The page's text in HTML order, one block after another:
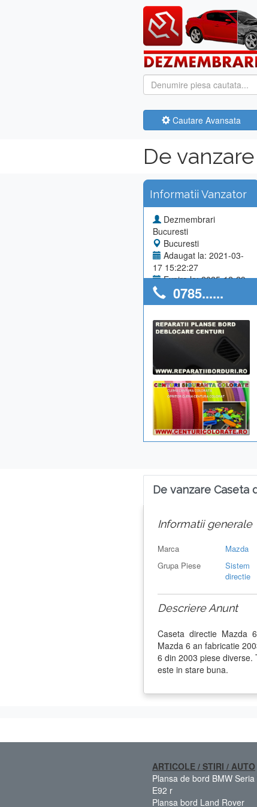
Cautare Avansata
De
Informatii Vanzator
Dezmembrari
Bucuresti
Bucuresti
Adaugat la: 2021-03-
17 15:22:27
Expira la: 2025-12-29
Anunturi utilizator: 0
0785......
De vanzare Caseta
Informatii generale
Marca Mazda
Grupa Piese
Sistem
directie
Descriere Anunt
Caseta directie Mazda
Mazda 6 an fabricatie
6 din 2003 piese diverse.
este in stare buna.
ARTICOLE / STIRI / AUTO
Plansa de bord BMW Seria
E92 r
Plansa bord Land Rover